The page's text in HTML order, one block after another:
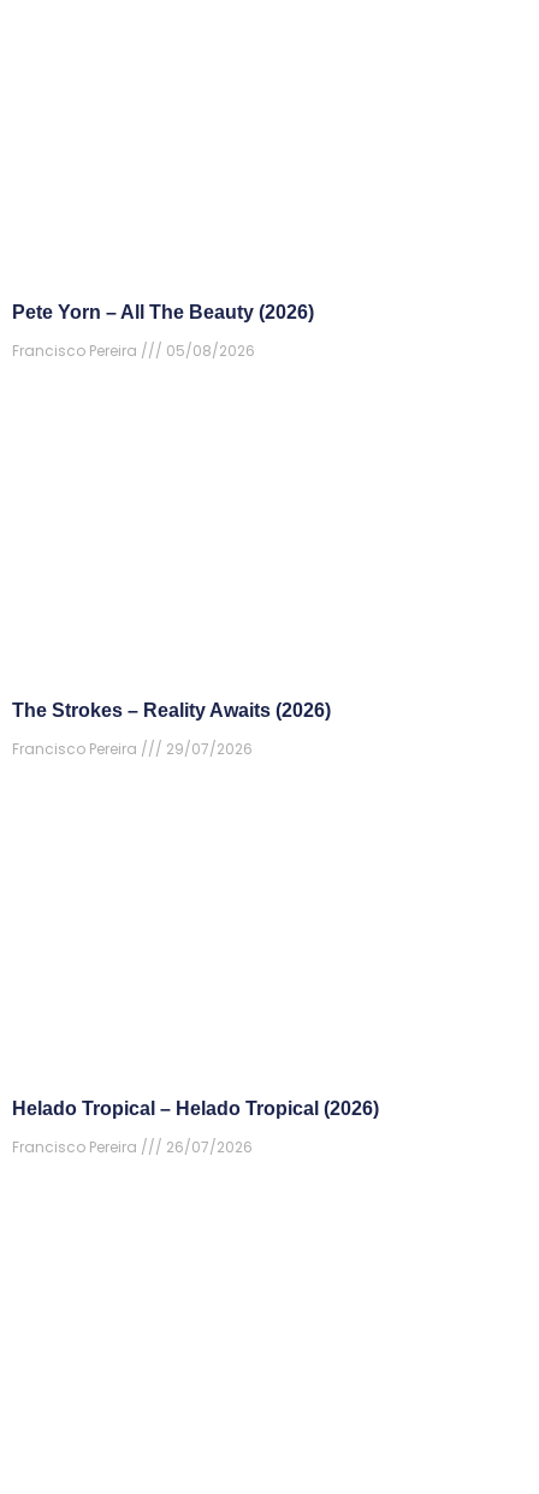
Pete Yorn – All The Beauty (2026)
Francisco Pereira
05/08/2026
The Strokes – Reality Awaits (2026)
Francisco Pereira
29/07/2026
Helado Tropical – Helado Tropical (2026)
Francisco Pereira
26/07/2026